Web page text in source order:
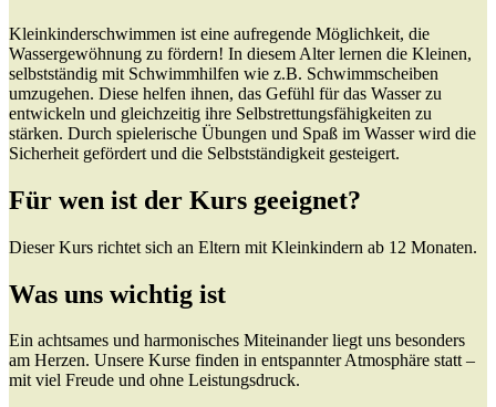
Kleinkinderschwimmen ist eine aufregende Möglichkeit, die
Wassergewöhnung zu fördern! In diesem Alter lernen die Kleinen,
selbstständig mit Schwimmhilfen wie z.B. Schwimmscheiben
umzugehen. Diese helfen ihnen, das Gefühl für das Wasser zu
entwickeln und gleichzeitig ihre Selbstrettungsfähigkeiten zu
stärken. Durch spielerische Übungen und Spaß im Wasser wird die
Sicherheit gefördert und die Selbstständigkeit gesteigert.
Für wen ist der Kurs geeignet?
Dieser Kurs richtet sich an Eltern mit Kleinkindern ab 12 Monaten.
Was uns wichtig ist
Ein achtsames und harmonisches Miteinander liegt uns besonders
am Herzen. Unsere Kurse finden in entspannter Atmosphäre statt –
mit viel Freude und ohne Leistungsdruck.